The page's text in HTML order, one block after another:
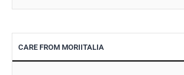
CARE FROM MORIITALIA